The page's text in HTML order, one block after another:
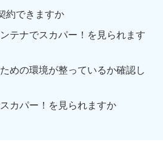
約できますか
テナでスカパー！を見られます
めの環境が整っているか確認し
カパー！を見られますか